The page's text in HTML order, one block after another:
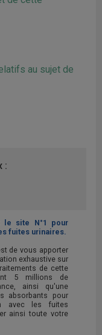
au sujet de
:
le site N°1 pour
fuites urinaires.
de vous apporter
exhaustive sur
de cette
5 millions de
ainsi qu'une
absorbants pour
avec les fuites
ainsi toute votre